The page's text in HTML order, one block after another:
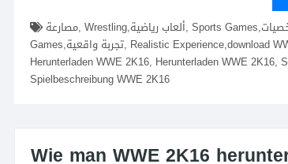
Games,تجربة واقعية, Realistic Experience,download WWE 2K16 fitgirl repacks, elamigos , Spiel herunterladen WWE 2K16,
Herunterladen WWE 2K16, Herunterladen WWE
Spielbeschreibung WWE 2K16
Wie man WWE 2K16